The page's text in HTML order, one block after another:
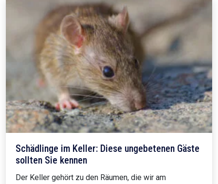
Schädlinge im Keller: Diese ungebetenen Gäste
sollten Sie kennen
Der Keller gehört zu den Räumen, die wir am